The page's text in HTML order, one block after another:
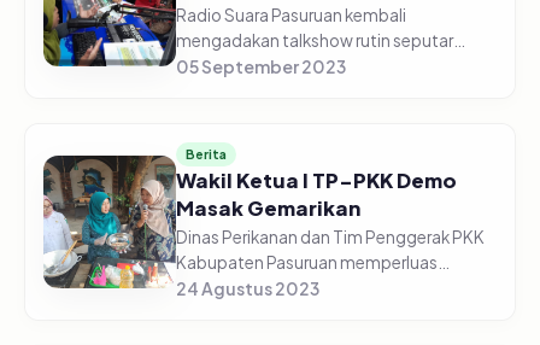
Radio Suara Pasuruan kembali
mengadakan talkshow rutin seputar
kesehatan, bekerja sama dengan Dinas
to...
05 September 2023
Berita
Wakil Ketua I TP-PKK Demo
Masak Gemarikan
Dinas Perikanan dan Tim Penggerak PKK
Kabupaten Pasuruan memperluas
kampanye Gemarikan (Gerakan
24 Agustus 2023